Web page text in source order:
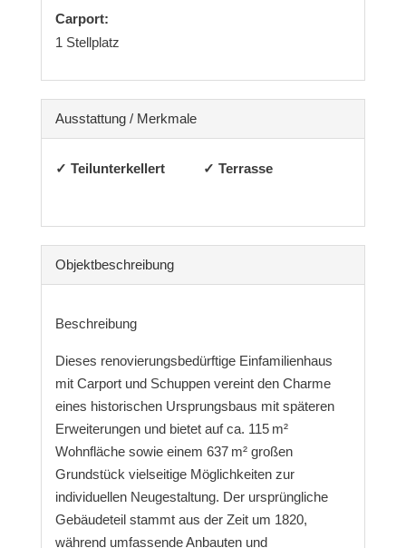
Carport:
1 Stellplatz
Ausstattung / Merkmale
✓ Teilunterkellert ✓ Terrasse
Objekt­beschreibung
Beschreibung
Dieses renovierungsbedürftige Einfamilienhaus
mit Carport und Schuppen vereint den Charme
eines historischen Ursprungsbaus mit späteren
Erweiterungen und bietet auf ca. 115 m²
Wohnfläche sowie einem 637 m² großen
Grundstück vielseitige Möglichkeiten zur
individuellen Neugestaltung. Der ursprüngliche
Gebäudeteil stammt aus der Zeit um 1820,
während umfassende Anbauten und